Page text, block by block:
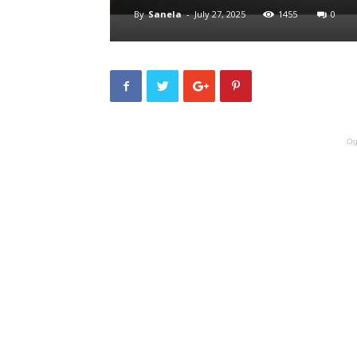
By Sanela - July 27, 2025 1455 0